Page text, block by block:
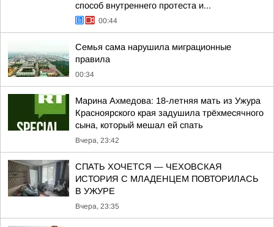
способ внутреннего протеста и...
00:44
Семья сама нарушила миграционные
правила
00:34
Марина Ахмедова: 18-летняя мать из Ужура
Красноярского края задушила трёхмесячного
сына, который мешал ей спать
Вчера, 23:42
СПАТЬ ХОЧЕТСЯ — ЧЕХОВСКАЯ
ИСТОРИЯ С МЛАДЕНЦЕМ ПОВТОРИЛАСЬ
В УЖУРЕ
Вчера, 23:35